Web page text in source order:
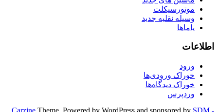
موتورسیکلت
وسیله نقلیه جدید
یاماها
اطلاعات
ورود
خوراک ورودی‌ها
خوراک دیدگاه‌ها
وردپرس
Carzine Theme, Powered by WordPress and sponsored by SDM -